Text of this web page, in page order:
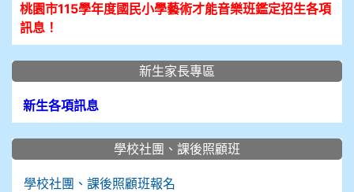
桃園市115學年度國民小學藝術才能音樂班鑑定招生各項
訊息！
新生家長專區
新生各項訊息
學校社團、課後照顧班
學校社團、課後照顧班報名